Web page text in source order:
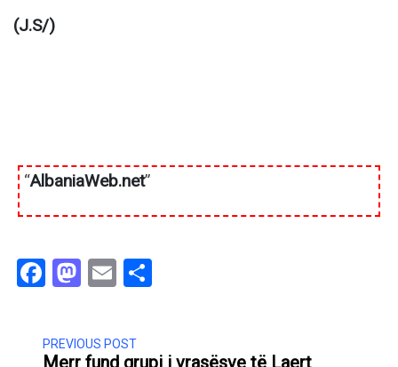
(J.S/)
“AlbaniaWeb.net”
Facebook
Mastodon
Email
PREVIOUS POST
Merr fund grupi i vrasësve të Laert